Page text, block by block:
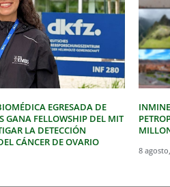
disminuir
el
volumen.
EGRESADA DE
GANA FELLOWSHIP DEL MIT
LA DETECCIÓN
CÁNCER DE OVARIO
8